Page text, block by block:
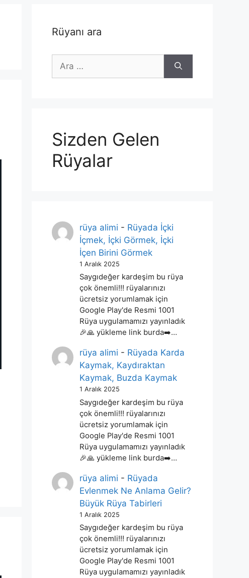
Rüyanı ara
için
Sizden Gelen
Rüyalar
rüya alimi - Rüyada İçki
İçmek, İçki Görmek, İçki
İçen Birini Görmek
1 Aralık 2025
Saygıdeğer kardeşim bu rüya
çok önemli!!! rüyalarınızı
ücretsiz yorumlamak için
Google Play'de Resmi 1001
Rüya uygulamamızı yayınladık
🎉🙏 yükleme link burda➡️…
rüya alimi - Rüyada Karda
Kaymak, Kaydıraktan
Kaymak, Buzda Kaymak
1 Aralık 2025
Saygıdeğer kardeşim bu rüya
çok önemli!!! rüyalarınızı
ücretsiz yorumlamak için
Google Play'de Resmi 1001
Rüya uygulamamızı yayınladık
🎉🙏 yükleme link burda➡️…
rüya alimi - Rüyada
Evlenmek Ne Anlama Gelir?
Büyük Rüya Tabirleri
1 Aralık 2025
Saygıdeğer kardeşim bu rüya
çok önemli!!! rüyalarınızı
ücretsiz yorumlamak için
Google Play'de Resmi 1001
Rüya uygulamamızı yayınladık